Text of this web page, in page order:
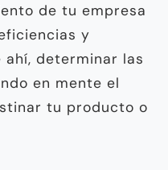
de tu empresa
y
determinar las
en mente el
tu producto o